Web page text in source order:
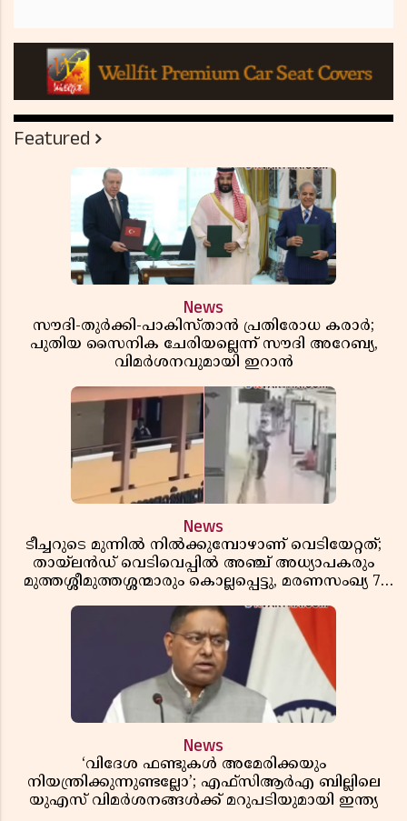
Featured
News
സൗദി-തുർക്കി-പാകിസ്താൻ പ്രതിരോധ കരാർ;
പുതിയ സൈനിക ചേരിയല്ലെന്ന് സൗദി അറേബ്യ,
വിമർശനവുമായി ഇറാൻ
News
ടീച്ചറുടെ മുന്നിൽ നിൽക്കുമ്പോഴാണ് വെടിയേറ്റത്;
തായ്‌ലൻഡ് വെടിവെപ്പിൽ അഞ്ച് അധ്യാപകരും
മുത്തശ്ശീമുത്തശ്ശന്മാരും കൊല്ലപ്പെട്ടു, മരണസംഖ്യ 7;
News
‘വിദേശ ഫണ്ടുകൾ അമേരിക്കയും
നിയന്ത്രിക്കുന്നുണ്ടല്ലോ’; എഫ്സിആർഎ ബില്ലിലെ
യുഎസ് വിമർശനങ്ങൾക്ക് മറുപടിയുമായി ഇന്ത്യ